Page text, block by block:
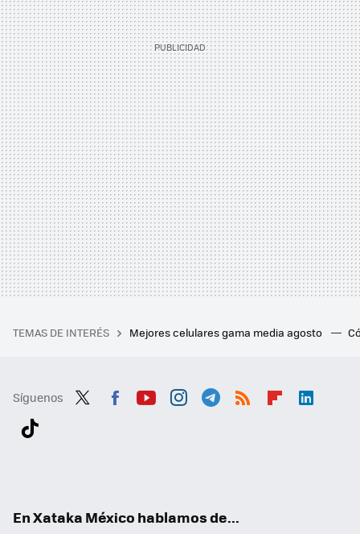
TEMAS DE INTERÉS Mejores celulares gama media agosto
Síguenos
En Xataka México hablamos de...